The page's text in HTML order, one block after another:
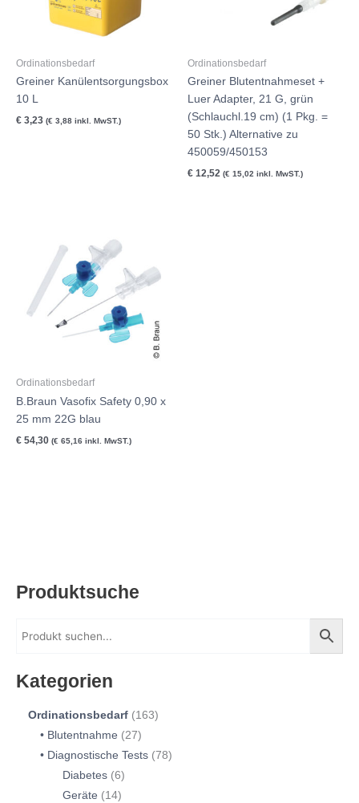
Produktsuche
Kategorien
Ordinationsbedarf
163
Blutentnahme
27
Diagnostische Tests 78
Diabetes 6
Geräte
14
Ordinationsbedarf
Greiner Kanülentsorgungsbox
10 L
€ 3,23 (€ 3,88 inkl. MwST.)
Ordinationsbedarf
Greiner Blutentnahmeset +
Luer Adapter, 21 G, grün
(Schlauchl.19 cm) (1 Pkg. =
50 Stk.) Alternative zu
450059/450153
€ 12,52 (€ 15,02 inkl. MwST.)
Ordinationsbedarf
B.Braun Vasofix Safety 0,90 x
25 mm 22G blau
€ 54,30 (€ 65,16 inkl. MwST.)